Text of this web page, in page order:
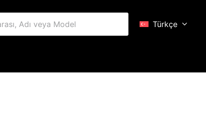
Türkçe